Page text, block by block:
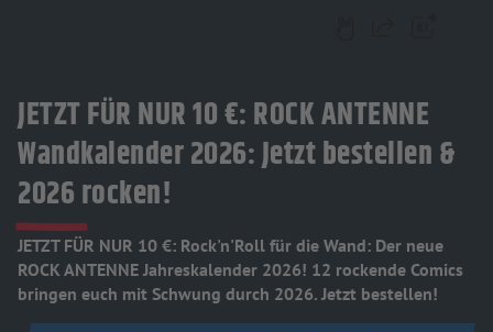
JETZT FÜR NUR 10 €: ROCK ANTENNE
Wandkalender 2026: Jetzt bestellen &
2026 rocken!
JETZT FÜR NUR 10 €: Rock'n'Roll für die Wand: Der neue
ROCK ANTENNE Jahreskalender 2026! 12 rockende Comics
bringen euch mit Schwung durch 2026. Jetzt bestellen!